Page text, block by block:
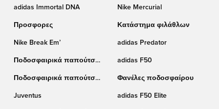
adidas Immortal DNA Nike Mercurial
Προσφορες Κατάστημα φιλάθλων
Nike Break Em’ adidas Predator
Ποδοσφαιρικά παπούτσια
adidas F50
Ποδοσφαιρικά παπούτσια
Φανέλες ποδοσφαίρου
Juventus adidas F50 Elite